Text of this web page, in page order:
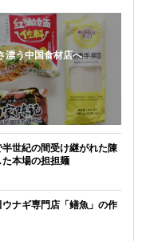
漂う中国食材店へ
半世紀の間受け継がれた陳
本場の担担麺
ナギ専門店「鳝魚」の作